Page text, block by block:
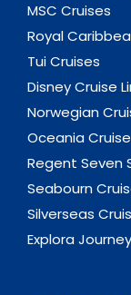
MSC Cruises
Royal
Tui Cruises
Disney Cruise
Norwegian
Oceania
Regent Seven
Seabourn
Silverseas
Explora